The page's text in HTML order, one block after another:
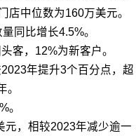
店中位数为160万美元。
同比增长4.5%。
客，12%为新客户。
年提升3个百分点，超
。
。
，相较2023年减少逾一